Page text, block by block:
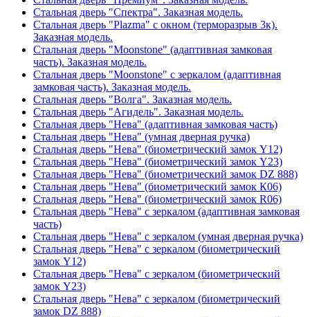
Стальная дверь "Спектра". Заказная модель.
Стальная дверь "Plazma" с окном (терморазрыв 3к).
Заказная модель.
Стальная дверь "Moonstone" (адаптивная замковая
часть). Заказная модель.
Стальная дверь "Moonstone" с зеркалом (адаптивная
замковая часть). Заказная модель.
Стальная дверь "Волга". Заказная модель.
Стальная дверь "Агидель". Заказная модель.
Стальная дверь "Нева" (адаптивная замковая часть)
Стальная дверь "Нева" (умная дверная ручка)
Стальная дверь "Нева" (биометрический замок Y12)
Стальная дверь "Нева" (биометрический замок Y23)
Стальная дверь "Нева" (биометрический замок DZ 888)
Стальная дверь "Нева" (биометрический замок К06)
Стальная дверь "Нева" (биометрический замок R06)
Стальная дверь "Нева" с зеркалом (адаптивная замковая
часть)
Стальная дверь "Нева" с зеркалом (умная дверная ручка)
Стальная дверь "Нева" с зеркалом (биометрический
замок Y12)
Стальная дверь "Нева" с зеркалом (биометрический
замок Y23)
Стальная дверь "Нева" с зеркалом (биометрический
замок DZ 888)